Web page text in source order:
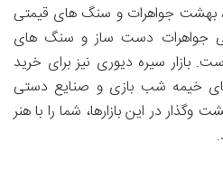
بهشت جواهرات و سنگ های قیمتی
جواهرات دست ساز و سنگ های
بازار سیره دیوری نیز برای خرید
خیمه شب بازی و صنایع دستی
در این بازارها، شما را با هنر